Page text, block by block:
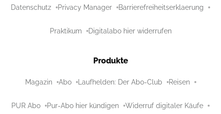
Datenschutz Privacy Manager Barrierefreiheitserklaerung
Praktikum Digitalabo hier widerrufen
Produkte
Magazin Abo Laufhelden: Der Abo-Club Reisen
PUR Abo Pur-Abo hier kündigen Widerruf digitaler Käufe